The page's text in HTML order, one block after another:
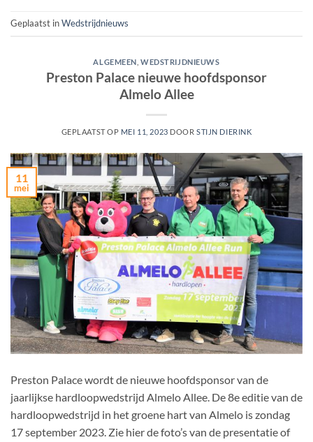
Geplaatst inWedstrijdnieuws
ALGEMEEN ,WEDSTRIJDNIEUWS
Preston Palace nieuwe hoofdsponsor
Almelo Allee
GEPLAATST OP MEI 11, 2023 DOORSTIJN DIERINK
11
mei
Preston Palace wordt de nieuwe hoofdsponsor van de
jaarlijkse hardloopwedstrijd Almelo Allee. De 8e editie van de
hardloopwedstrijd in het groene hart van Almelo is zondag
17 september 2023. Zie hier de foto’s van de presentatie of